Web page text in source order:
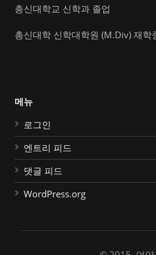
총신대학교 신학과 졸업
총신대학 신학대학원 (M.Div) 재학
메뉴
로그인
엔트리 피드
댓글 피드
WordPress.org